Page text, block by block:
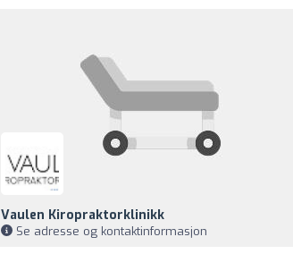
Vaulen Kiropraktorklinikk
Se adresse og kontaktinformasjon